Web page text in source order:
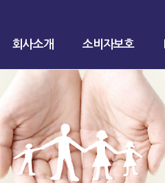
회사소개 소비자보호